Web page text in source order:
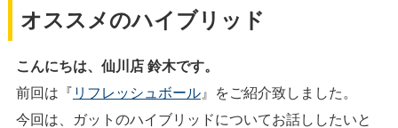
オススメのハイブリッド
こんにちは、仙川店 鈴木です。
前回は『 リフレッシュボール』をご紹介致しました。
今回は、ガットのハイブリッドについてお話ししたいと